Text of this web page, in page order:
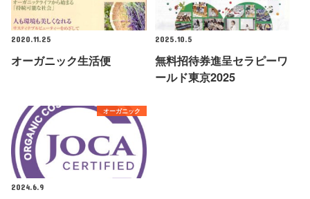
2020.11.25
オーガニック生活便
2025.10.5
無料招待券進呈セラピーワ
ールド東京2025
オーガニック
2024.6.9